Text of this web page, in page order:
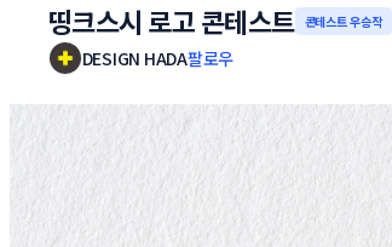
띵크스시 로고 콘테스트 콘테스트 우승작
DESIGN HADA팔로우